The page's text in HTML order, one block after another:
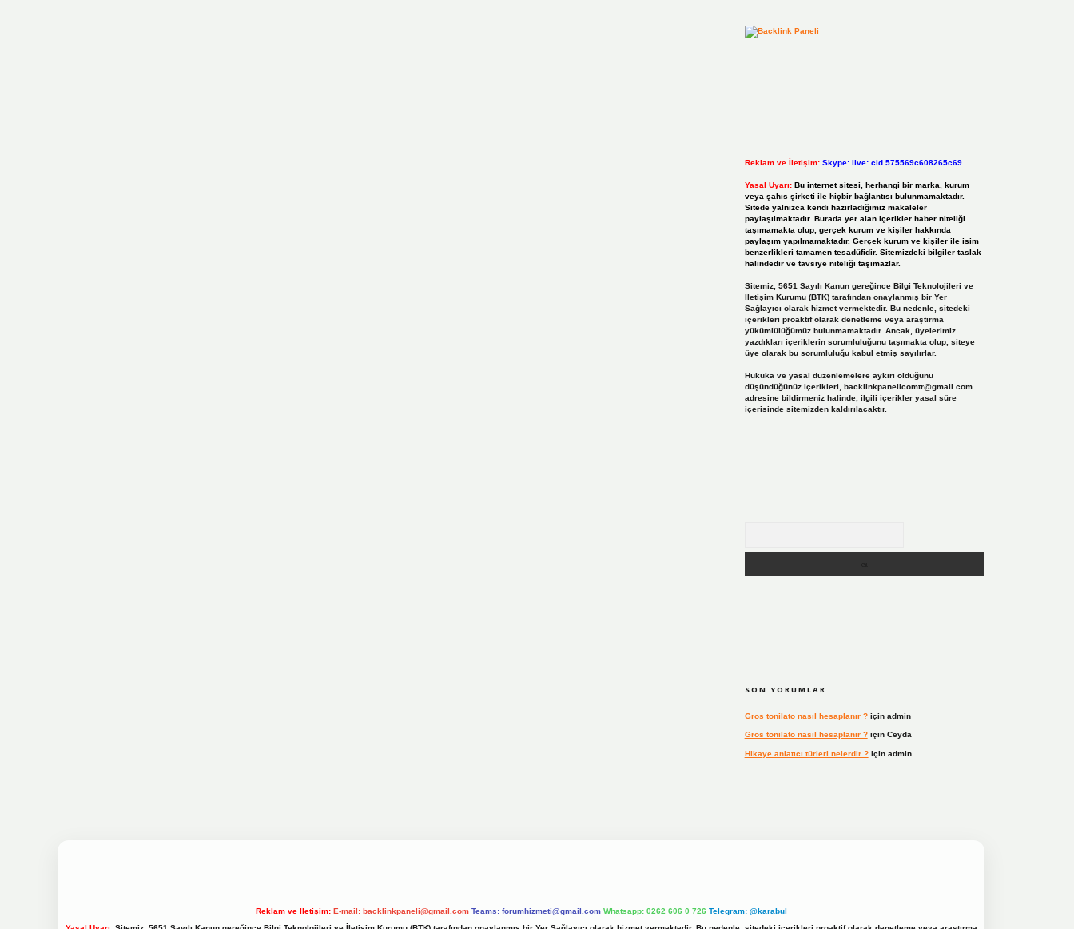
Reklam ve İletişim: Skype: live:.cid.575569c608265c69
Yasal Uyarı: Bu internet sitesi, herhangi bir marka, kurum
veya şahıs şirketi ile hiçbir bağlantısı bulunmamaktadır.
Sitede yalnızca kendi hazırladığımız makaleler
paylaşılmaktadır. Burada yer alan içerikler haber niteliği
taşımamakta olup, gerçek kurum ve kişiler hakkında
paylaşım yapılmamaktadır. Gerçek kurum ve kişiler ile isim
benzerlikleri tamamen tesadüfidir. Sitemizdeki bilgiler taslak
halindedir ve tavsiye niteliği taşımazlar.
Sitemiz, 5651 Sayılı Kanun gereğince Bilgi Teknolojileri ve
İletişim Kurumu (BTK) tarafından onaylanmış bir Yer
Sağlayıcı olarak hizmet vermektedir. Bu nedenle, sitedeki
içerikleri proaktif olarak denetleme veya araştırma
yükümlülüğümüz bulunmamaktadır. Ancak, üyelerimiz
yazdıkları içeriklerin sorumluluğunu taşımakta olup, siteye
üye olarak bu sorumluluğu kabul etmiş sayılırlar.
Hukuka ve yasal düzenlemelere aykırı olduğunu
düşündüğünüz içerikleri, backlinkpanelicomtr@gmail.com
adresine bildirmeniz halinde, ilgili içerikler yasal süre
içerisinde sitemizden kaldırılacaktır.
SON YORUMLAR
Gros tonilato nasıl hesaplanır ?için admin
Gros tonilato nasıl hesaplanır ?için Ceyda
Hikaye anlatıcı türleri nelerdir ?için admin
Reklam ve İletişim: E-mail: backlinkpaneli@gmail.com Teams: forumhizmeti@gmail.com Whatsapp: 0262 606 0 726 Telegram: @karabul